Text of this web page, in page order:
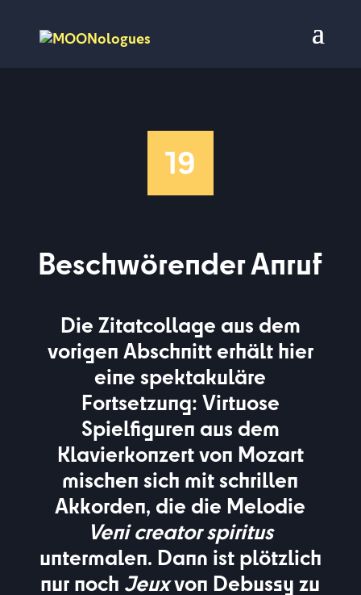
19
Beschwörender Anruf
Die Zitatcollage aus dem
vorigen Abschnitt erhält hier
eine spektakuläre
Fortsetzung: Virtuose
Spielfiguren aus dem
Klavierkonzert von Mozart
mischen sich mit schrillen
Akkorden, die die Melodie
Veni creator spiritus
untermalen. Dann ist plötzlich
nur noch Jeuxvon Debussy zu